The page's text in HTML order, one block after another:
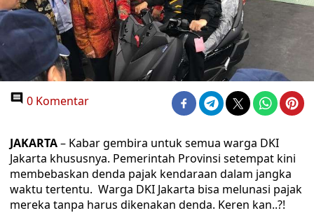
0 Komentar
JAKARTA– Kabar gembira untuk semua warga DKI
Jakarta khususnya. Pemerintah Provinsi setempat kini
membebaskan denda pajak kendaraan dalam jangka
waktu tertentu. Warga DKI Jakarta bisa melunasi pajak
mereka tanpa harus dikenakan denda. Keren kan..?!